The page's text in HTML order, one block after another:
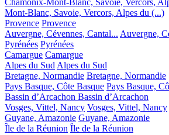
Chamonix-Mont-Blanc, Savoie, Vercors,
Mont-Blanc, Savoie, Vercors, Alpes du (...)
Provence Provence
Auvergne, Cévennes, Cantal... Auvergne,
Pyrénées Pyrénées
Camargue Camargue
Alpes du SudAlpes du Sud
Bretagne, Normandie Bretagne, Normandie
Pays Basque, Côte Basque Pays Basque,
Bassin d’Arcachon Bassin d’Arcachon
Vosges, Vittel, Nancy Vosges, Vittel, Nancy
Guyane, Amazonie Guyane, Amazonie
Île de la Réunion Île de la Réunion